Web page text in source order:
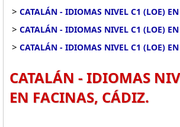
> CATALÁN - IDIOMAS NIVEL C1 (LOE)
> CATALÁN - IDIOMAS NIVEL C1 (LOE)
> CATALÁN - IDIOMAS NIVEL C1 (LOE)
CATALÁN - IDIOMAS
EN FACINAS, CÁDIZ.